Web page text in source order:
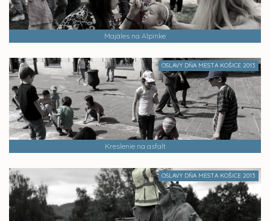
Majáles na Alpinke
OSLAVY DŇA MESTA KOŠICE 2013
Kreslenie na asfalt
OSLAVY DŇA MESTA KOŠICE 2013